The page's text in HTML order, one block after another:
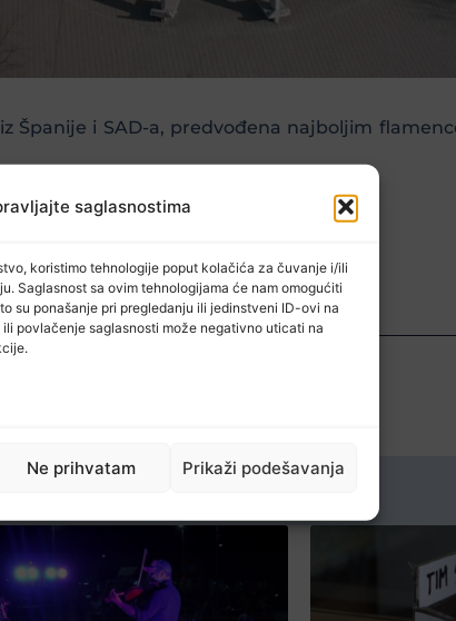
saglasnostima
koristimo tehnologije poput kolačića za čuvanje i/ili
Saglasnost sa ovim tehnologijama će nam omogućiti
su ponašanje pri pregledanju ili jedinstveni ID-ovi na
povlačenje saglasnosti može negativno uticati na
Ne prihvatam Prikaži podešavanja
Španije i SAD-a, predvođena najboljim
Lukavac od 20,00 sati.
novosti